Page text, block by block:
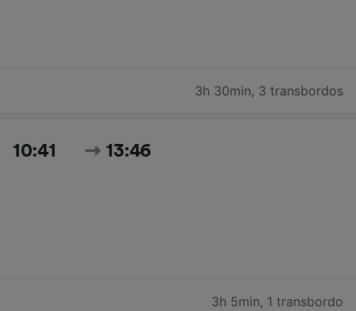
3h 30min, 3 transbordos
10:41 13:46
3h 5min, 1 transbordo